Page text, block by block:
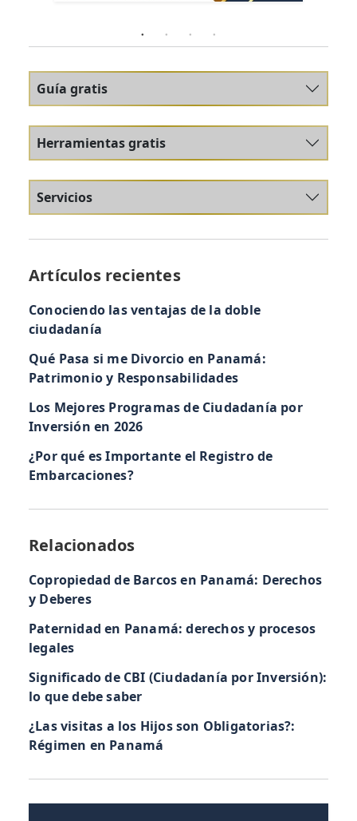
Guía gratis
Herramientas gratis
Servicios
Artículos recientes
Conociendo las ventajas de la doble
ciudadanía
Qué Pasa si me Divorcio en Panamá:
Patrimonio y Responsabilidades
Los Mejores Programas de Ciudadanía por
Inversión en 2026
¿Por qué es Importante el Registro de
Embarcaciones?
Relacionados
Copropiedad de Barcos en Panamá: Derechos
y Deberes
Paternidad en Panamá: derechos y procesos
legales
Significado de CBI (Ciudadanía por Inversión):
lo que debe saber
¿Las visitas a los Hijos son Obligatorias?:
Régimen en Panamá